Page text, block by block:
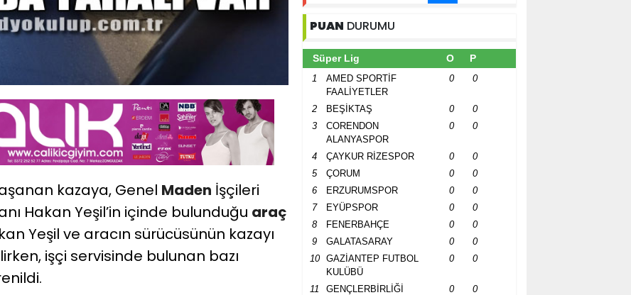
kazaya, Genel Maden İşçileri
Hakan Yeşil’in içinde bulunduğu araç
Yeşil ve aracın sürücüsünün kazayı
işçi servisinde bulunan bazı
PUAN DURUMU
Süper Lig O P
1
AMED SPORTİF
FAALİYETLER
0 0
2 BEŞİKTAŞ 0
0
3
CORENDON
ALANYASPOR
0 0
4 ÇAYKUR RİZESPOR 0
0
5
ÇORUM 0
0
6
ERZURUMSPOR 0
0
7
EYÜPSPOR 0
0
8
FENERBAHÇE 0
0
9
GALATASARAY 0
0
10
GAZİANTEP FUTBOL
KULÜBÜ
0 0
11 GENÇLERBİRLİĞİ 0
0